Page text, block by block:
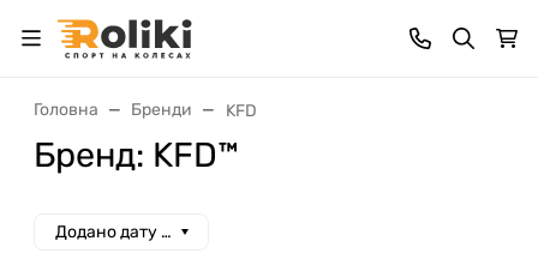
Головна Бренди KFD
Бренд: KFD™
Додано дату спад